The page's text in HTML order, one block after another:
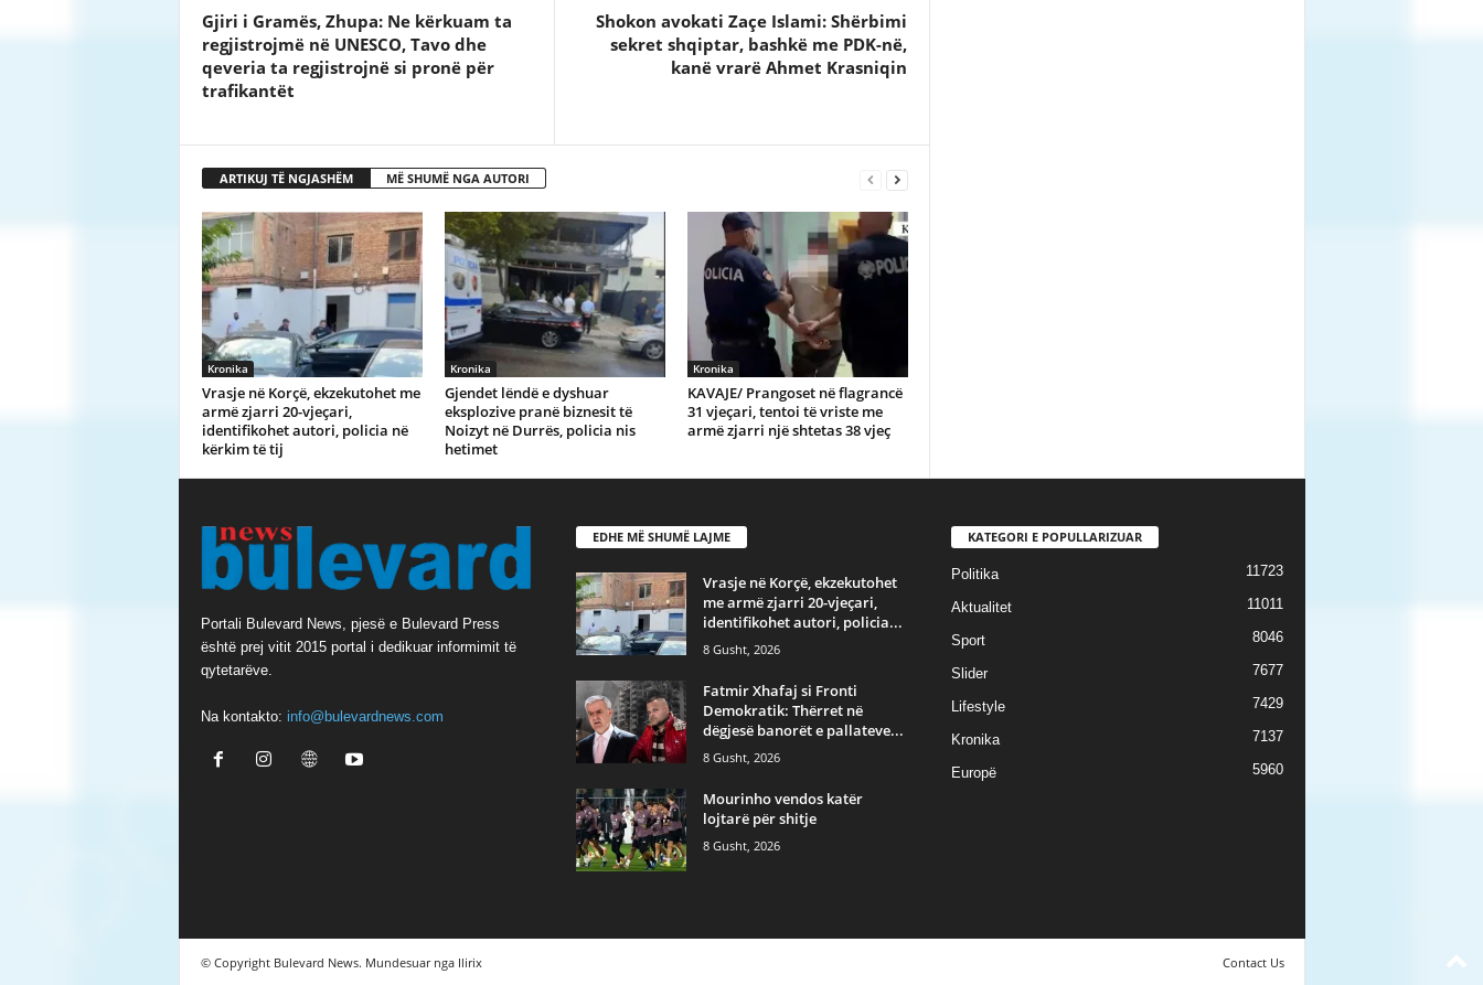
Gjiri i Gramës, Zhupa: Ne kërkuam ta
regjistrojmë në UNESCO, Tavo dhe
qeveria ta regjistrojnë si pronë për
trafikantët
Shokon avokati Zaçe Islami: Shërbimi
sekret shqiptar, bashkë me PDK-në,
kanë vrarë Ahmet Krasniqin
ARTIKUJ TË NGJASHËM MË SHUMË NGA AUTORI
Kronika
Vrasje në Korçë, ekzekutohet me
armë zjarri 20-vjeçari,
identifikohet autori, policia në
kërkim të tij
Kronika
Gjendet lëndë e dyshuar
eksplozive pranë biznesit të
Noizyt në Durrës, policia nis
hetimet
Kronika
KAVAJE/ Prangoset në flagrancë
31 vjeçari, tentoi të vriste me
armë zjarri një shtetas 38 vjeç
Portali Bulevard News, pjesë e Bulevard Press
është prej vitit 2015 portal i dedikuar informimit të
qytetarëve.
Na kontakto: info@bulevardnews.com
EDHE MË SHUMË LAJME
Vrasje në Korçë, ekzekutohet
me armë zjarri 20-vjeçari,
identifikohet autori, policia...
8 Gusht, 2026
Fatmir Xhafaj si Fronti
Demokratik: Thërret në
dëgjesë banorët e pallateve...
8 Gusht, 2026
Mourinho vendos katër
lojtarë për shitje
8 Gusht, 2026
KATEGORI E POPULLARIZUAR
Politika 11723
Aktualitet 11011
Sport 8046
Slider 7677
Lifestyle 7429
Kronika 7137
Europë 5960
Contact Us
© Copyright Bulevard News. Mundesuar nga Ilirix